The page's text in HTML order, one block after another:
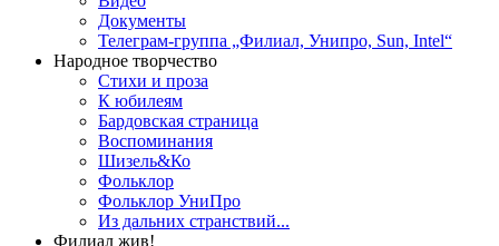
Документы
Телеграм-группа „Филиал, Унипро, Sun, Intel“
Народное творчество
Стихи и проза
К юбилеям
Бардовская страница
Воспоминания
Шизель&Ко
Фольклор
Фольклор УниПро
Из дальних странствий...
Филиал жив!